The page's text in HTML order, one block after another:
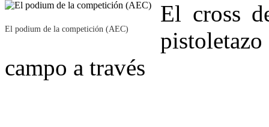
El podium de la competición (AEC)
El cross
campo a través